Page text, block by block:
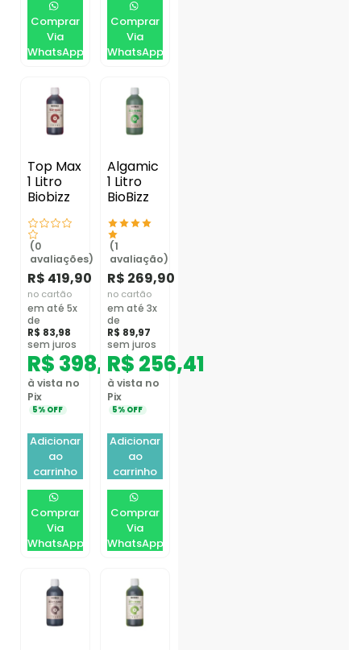
Comprar
Via
WhatsApp
Comprar
Via
WhatsApp
Top Max
1 Litro
Biobizz
(0
avaliações)
R$ 419,90
no cartão
em até 5x
de
R$ 83,98
sem juros
R$398,91
à vista no
Pix
5% OFF
Adicionar
ao
carrinho
Comprar
Via
WhatsApp
Algamic
1 Litro
BioBizz
(1
avaliação)
R$ 269,90
no cartão
em até 3x
de
R$ 89,97
sem juros
R$256,41
à vista no
Pix
5% OFF
Adicionar
ao
carrinho
Comprar
Via
WhatsApp